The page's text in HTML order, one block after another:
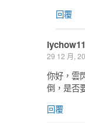
回覆
lychow11
29 12 月,
你好，雲
倒，是否
回覆